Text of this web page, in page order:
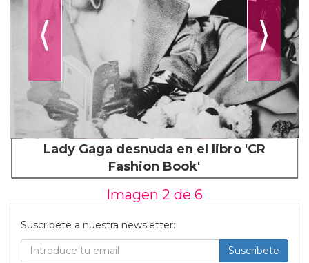
⟨ ⟩
Lady Gaga desnuda en el libro 'CR
Fashion Book'
Imagen 2 de 6
Suscribete a nuestra newsletter:
Suscribete